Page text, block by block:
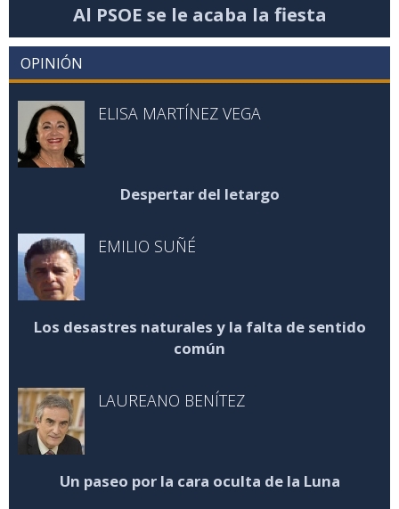
Al PSOE se le acaba la fiesta
OPINIÓN
ELISA MARTÍNEZ VEGA
Despertar del letargo
EMILIO SUÑÉ
Los desastres naturales y la falta de sentido
común
LAUREANO BENÍTEZ
Un paseo por la cara oculta de la Luna